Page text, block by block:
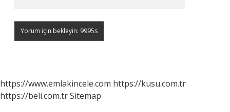
https://www.emlakincele.com https://kusu.com.tr
https://beli.com.trSitemap